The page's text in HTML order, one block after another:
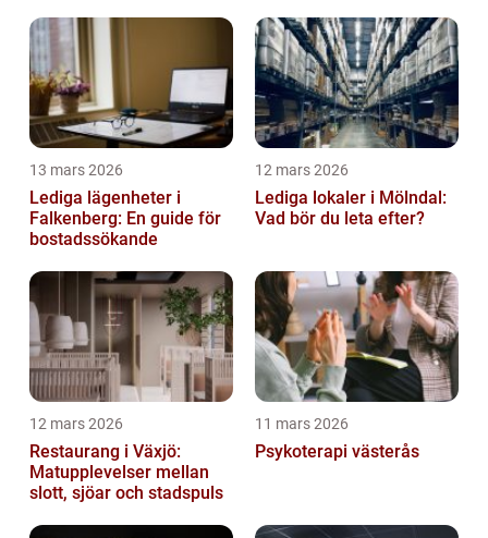
13 mars 2026
Lediga lägenheter i
Falkenberg: En guide för
bostadssökande
12 mars 2026
Lediga lokaler i Mölndal:
Vad bör du leta efter?
12 mars 2026
Restaurang i Växjö:
Matupplevelser mellan
slott, sjöar och stadspuls
11 mars 2026
Psykoterapi västerås